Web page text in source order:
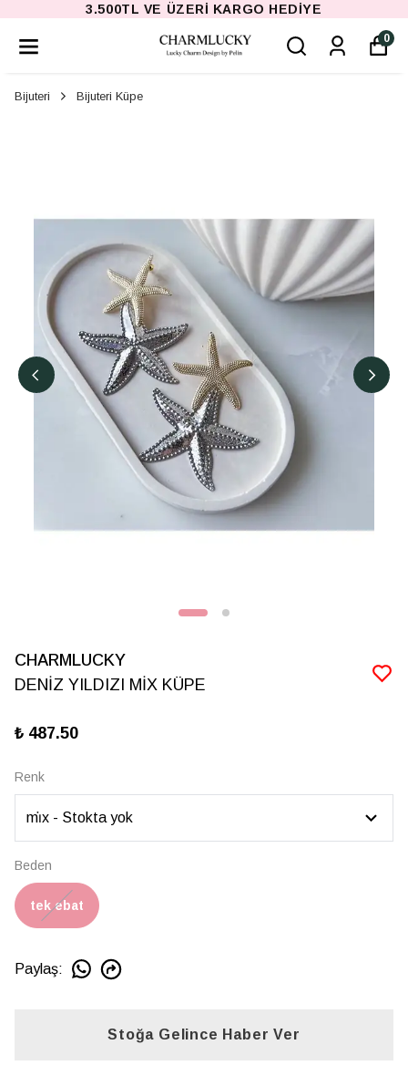
3.500TL VE ÜZERI KARGO HEDIYE
0
Bijuteri Bijuteri Küpe
CHARMLUCKY
DENİZ YILDIZI MİX KÜPE
₺ 487.50
Renk
Beden
tek ebat
Paylaş:
Stoğa Gelince Haber Ver